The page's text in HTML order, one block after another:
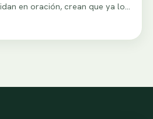
en oración, crean que ya lo…